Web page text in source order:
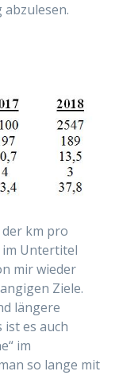
km pro
im Untertitel
mir wieder
Ziele.
längere
es auch
im
so lange mit